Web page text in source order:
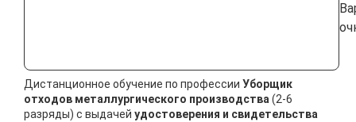
Дистанционное обучение по профессии Уборщик
отходов металлургического производства(2-6
разряды) с выдачей удостоверения и свидетельства